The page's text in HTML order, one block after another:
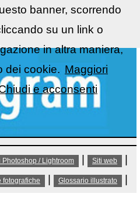
Photoshop / Lightroom Siti web
fotografiche Glossario illustrato
banner, scorrendo
su un link o
in altra maniera,
dei cookie. Maggiori
e acconsenti